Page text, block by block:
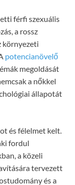
férfi szexuális
a rossz
környezeti
potencianövelő
megoldását
a nőkkel
állapotát
és félelmet kelt.
fordul
a közeli
tervezett
és a